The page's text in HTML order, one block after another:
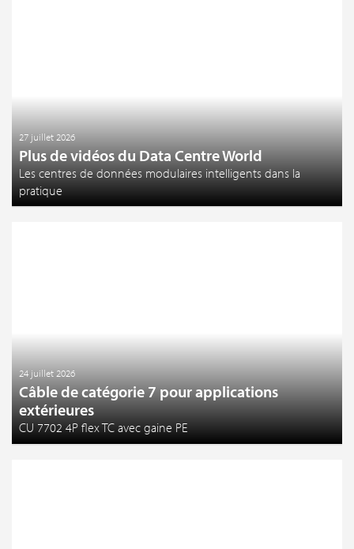
27 juillet 2026
Plus de vidéos du Data Centre World
Les centres de données modulaires intelligents dans la
pratique
24 juillet 2026
Câble de catégorie 7 pour applications
extérieures
CU 7702 4P flex TC avec gaine PE